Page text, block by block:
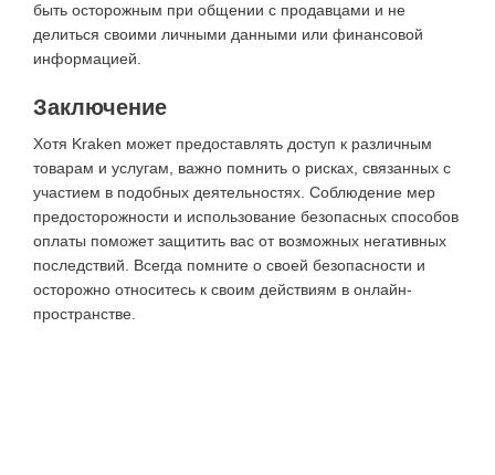
быть осторожным при общении с продавцами и не
делиться своими личными данными или финансовой
информацией.
Заключение
Хотя Kraken может предоставлять доступ к различным
товарам и услугам, важно помнить о рисках, связанных с
участием в подобных деятельностях. Соблюдение мер
предосторожности и использование безопасных способов
оплаты поможет защитить вас от возможных негативных
последствий. Всегда помните о своей безопасности и
осторожно относитесь к своим действиям в онлайн-
пространстве.